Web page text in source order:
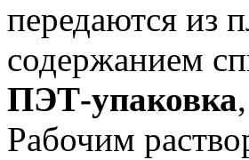
передаются из
содержанием
ПЭТ-упаковка
Рабочим